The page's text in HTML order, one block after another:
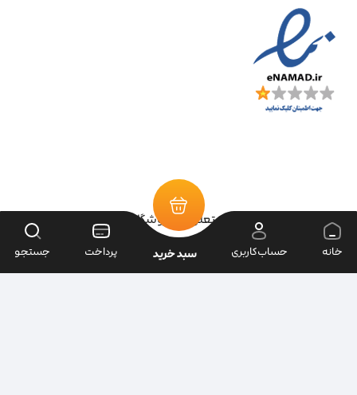
تمامی حقوق سایت متعلق به فروشگاه سرای ابزار می‌باشد.
| طراحی سایت ویراک |
خانه حساب‌کاربری سبد خرید پرداخت جستجو